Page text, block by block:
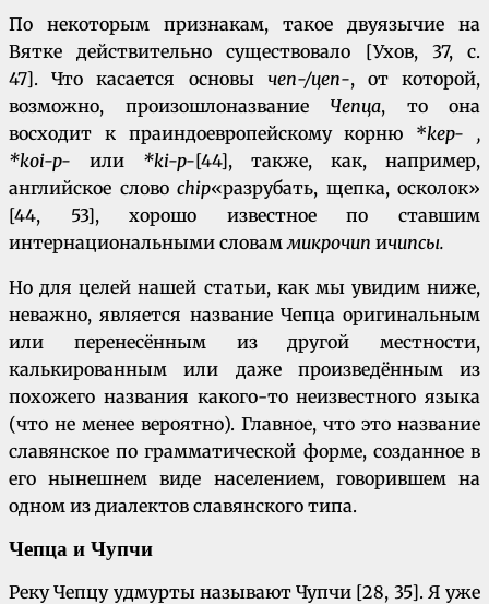
По некоторым признакам, такое двуязычие на
Вятке действительно существовало [Ухов, 37, с.
47]. Что касается основы чеп-/цеп-, от которой,
возможно, произошлоназвание Чепца, то она
восходит к праиндоевропейскому корню *kep- ,
*koi-p- или *ki-p-[44], также, как, например,
английское слово chip«разрубать, щепка, осколок»
[44, 53], хорошо известное по ставшим
интернациональными словаммикрочип ичипсы.
Но для целей нашей статьи, как мы увидим ниже,
неважно, является название Чепца оригинальным
или перенесённым из другой местности,
калькированным или даже произведённым из
похожего названия какого-то неизвестного языка
(что не менее вероятно). Главное, что это название
славянское по грамматической форме, созданное в
его нынешнем виде населением, говорившем на
одном из диалектов славянского типа.
Чепца и Чупчи
Реку Чепцу удмурты называют Чупчи [28, 35]. Я уже